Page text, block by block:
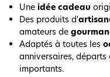
Une idée cadeau
Des produits d'
amateurs de
Adaptés à toutes les
anniversaires, départs
importants.